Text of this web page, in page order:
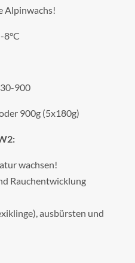
Alpinwachs!
8°C
900
900g (5x180g)
wachsen!
Rauchentwicklung
ausbürsten und